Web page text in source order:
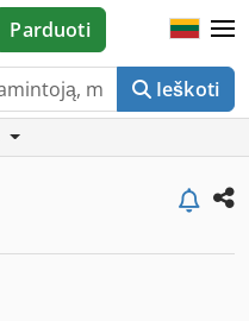
Ieškoti
Parduoti